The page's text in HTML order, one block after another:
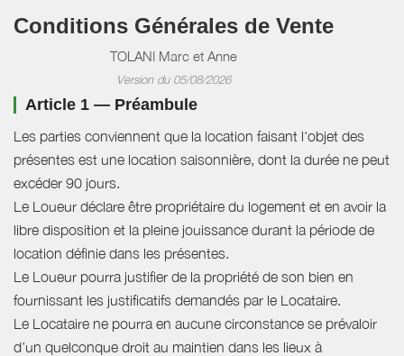
Conditions Générales de Vente
TOLANI Marc et Anne
Version du 05/08/2026
Article 1 — Préambule
Les parties conviennent que la location faisant l'objet des
présentes est une location saisonnière, dont la durée ne peut
excéder 90 jours.
Le Loueur déclare être propriétaire du logement et en avoir la
libre disposition et la pleine jouissance durant la période de
location définie dans les présentes.
Le Loueur pourra justifier de la propriété de son bien en
fournissant les justificatifs demandés par le Locataire.
Le Locataire ne pourra en aucune circonstance se prévaloir
d’un quelconque droit au maintien dans les lieux à